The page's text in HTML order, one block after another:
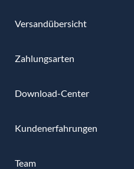
Versandübersicht
Zahlungsarten
Download-Center
Kundenerfahrungen
Team